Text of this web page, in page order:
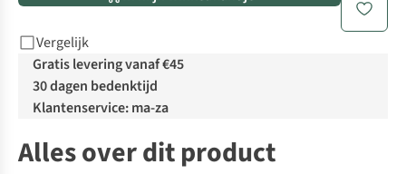
Vergelijk
Gratis levering vanaf €45
30 dagen bedenktijd
Klantenservice: ma-za
Alles over dit product